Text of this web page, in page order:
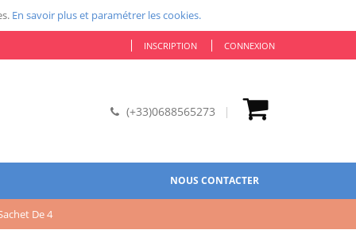
En savoir plus et paramétrer les cookies.
INSCRIPTION CONNEXION
(+33)0688565273
NOUS CONTACTER
De 4